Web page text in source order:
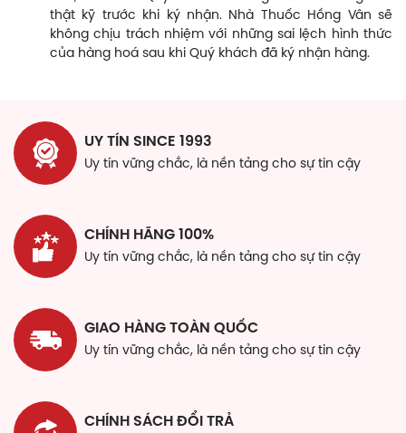
thật kỹ trước khi ký nhận. Nhà Thuốc Hồng Vân sẽ
không chịu trách nhiệm với những sai lệch hình thức
của hàng hoá sau khi Quý khách đã ký nhận hàng.
UY TÍN SINCE 1993
Uy tín vững chắc, là nền tảng cho sự tin cậy
CHÍNH HÃNG 100%
Uy tín vững chắc, là nền tảng cho sự tin cậy
GIAO HÀNG TOÀN QUỐC
Uy tín vững chắc, là nền tảng cho sự tin cậy
CHÍNH SÁCH ĐỔI TRẢ